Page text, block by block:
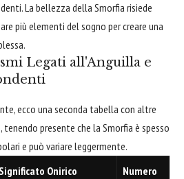
La bellezza della Smorfia risiede
più elementi del sogno per creare una
Legati all'Anguilla e
ecco una seconda tabella con altre
presente che la Smorfia è spesso
e può variare leggermente.
Significato Onirico
Numero